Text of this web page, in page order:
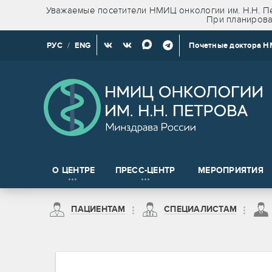
Уважаемые посетители НМИЦ онкологии им. Н.Н.
При
РУС / ENG Почетные доктора
О ЦЕНТРЕ ПРЕСС-ЦЕНТР МЕРОПРИЯТИЯ
ПАЦИЕНТАМ СПЕЦИАЛИСТАМ